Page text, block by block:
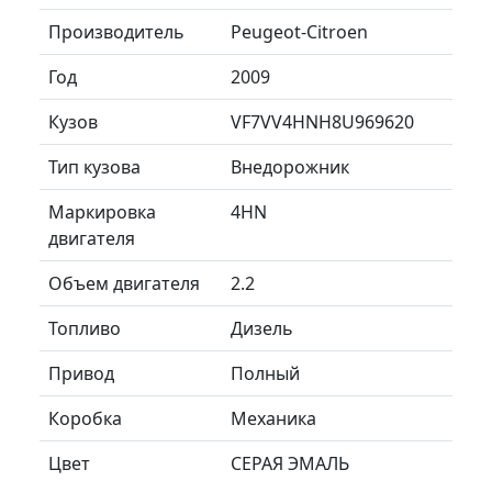
Производитель
Peugeot-Citroen
Год
2009
Кузов
VF7VV4HNH8U969620
Тип кузова
Внедорожник
Маркировка
двигателя
4HN
Объем двигателя
2.2
Топливо
Дизель
Привод
Полный
Коробка
Механика
Цвет
СЕРАЯ ЭМАЛЬ